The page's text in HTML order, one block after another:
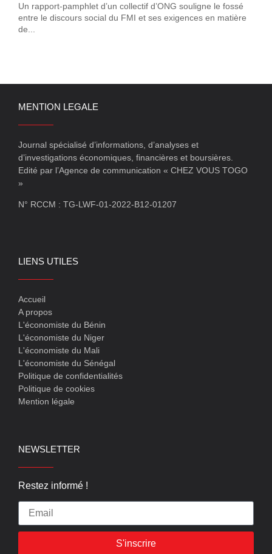
Un rapport-pamphlet d’un collectif d’ONG souligne le fossé
entre le discours social du FMI et ses exigences en matière
de...
MENTION LEGALE
Journal spécialisé d’informations, d’analyses et
d’investigations économiques, financières et boursières.
Edité par l’Agence de communication « CHEZ VOUS TOGO
»
N° RCCM : TG-LWF-01-2022-B12-01207
LIENS UTILES
Accueil
A propos
L'économiste du Bénin
L'économiste du Niger
L'économiste du Mali
L'économiste du Sénégal
Politique de confidentialités
Politique de cookies
Mention légale
NEWSLETTER
Restez informé !
S'inscrire